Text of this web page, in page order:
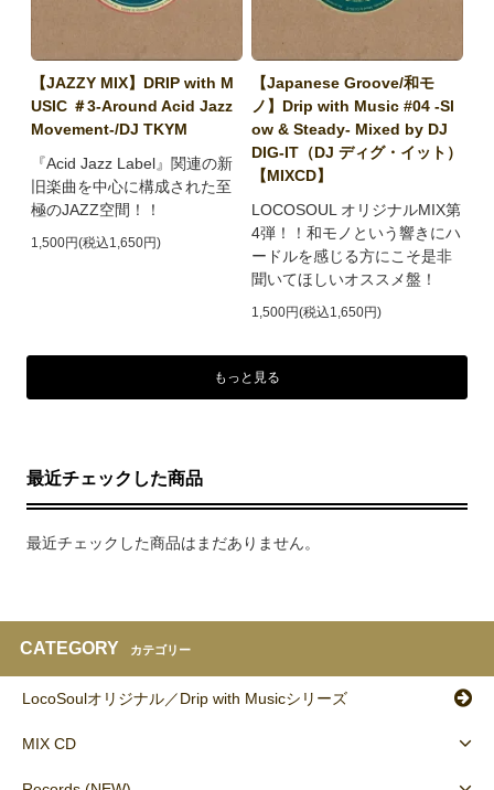
【JAZZY MIX】DRIP with M
USIC ＃3-Around Acid Jazz
Movement-/DJ TKYM
『Acid Jazz Label』関連の新
旧楽曲を中心に構成された至
極のJAZZ空間！！
1,500円(税込1,650円)
【Japanese Groove/和モ
ノ】Drip with Music #04 -Sl
ow & Steady- Mixed by DJ
DIG-IT（DJ ディグ・イット）
【MIXCD】
LOCOSOUL オリジナルMIX第
4弾！！和モノという響きにハ
ードルを感じる方にこそ是非
聞いてほしいオススメ盤！
1,500円(税込1,650円)
もっと見る
最近チェックした商品
最近チェックした商品はまだありません。
CATEGORY カテゴリー
LocoSoulオリジナル／Drip with Musicシリーズ
MIX CD